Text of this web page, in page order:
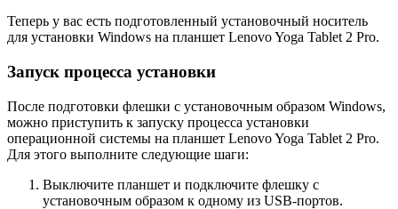
Теперь у вас есть подготовленный установочный носитель
для установки Windows на планшет Lenovo Yoga Tablet 2 Pro.
Запуск процесса установки
После подготовки флешки с установочным образом Windows,
можно приступить к запуску процесса установки
операционной системы на планшет Lenovo Yoga Tablet 2 Pro.
Для этого выполните следующие шаги:
Выключите планшет и подключите флешку с
установочным образом к одному из USB-портов.